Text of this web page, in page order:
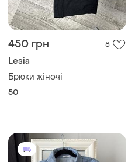
450 грн 8
Lesia
Брюки жіночі
50